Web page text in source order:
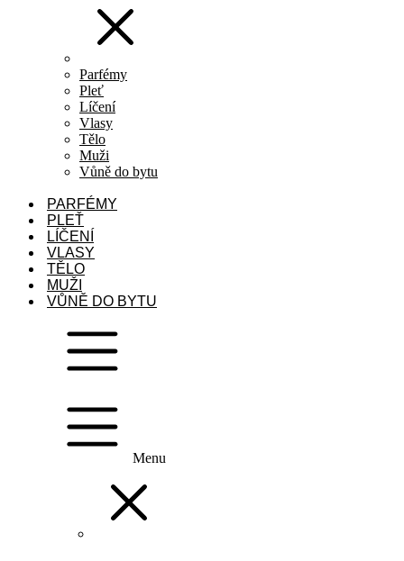
Parfémy
Pleť
Líčení
Vlasy
Tělo
Muži
Vůně do bytu
PARFÉMY
PLEŤ
LÍČENÍ
VLASY
TĚLO
MUŽI
VŮNĚ DO BYTU
Menu